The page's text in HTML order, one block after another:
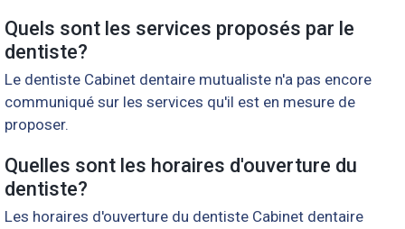
Quels sont les services proposés par le
dentiste?
Le dentiste Cabinet dentaire mutualiste n'a pas encore
communiqué sur les services qu'il est en mesure de
proposer.
Quelles sont les horaires d'ouverture du
dentiste?
Les horaires d'ouverture du dentiste Cabinet dentaire